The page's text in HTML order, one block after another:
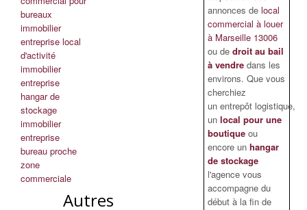
bureaux
immobilier
entreprise local
d'activité
immobilier
entreprise
hangar de
stockage
immobilier
entreprise
bureau proche
zone
commerciale
Autres
annonces de local
commercial à louer
à Marseille 13006
ou de droit au bail
à vendredans les
environs. Que vous
cherchiez
un entrepôt logistique,
un local pour une
boutiqueou
encore un hangar
de stockage
l'agence vous
accompagne du
début à la fin de